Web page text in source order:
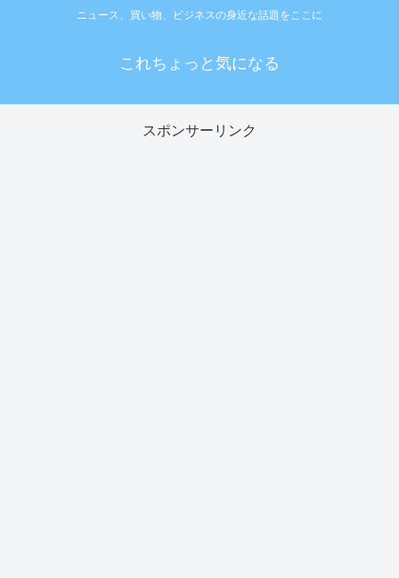
ニュース、買い物、ビジネスの身近な話題をここに
これちょっと気になる
スポンサーリンク